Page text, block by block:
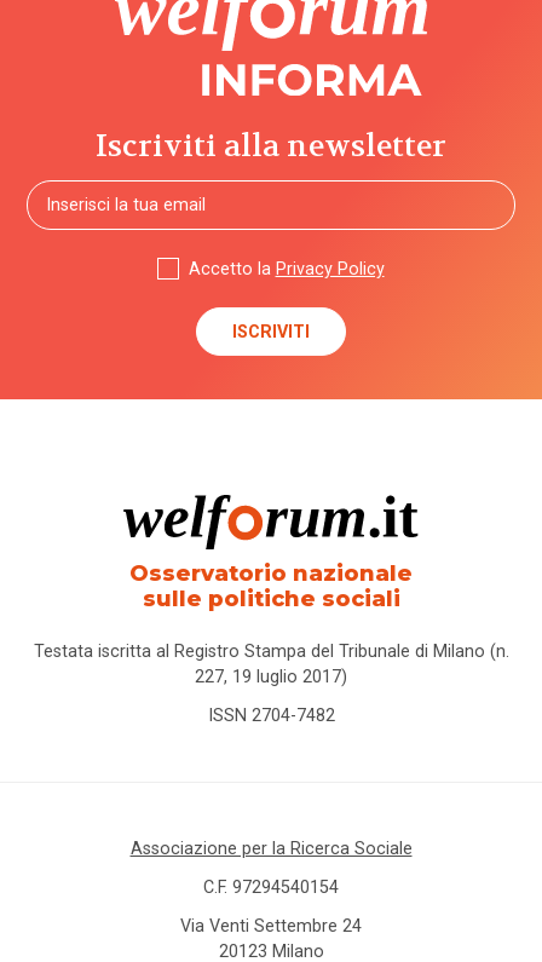
Iscriviti alla newsletter
Accetto la Privacy Policy
Osservatorio nazionale
sulle politiche sociali
Testata iscritta al Registro Stampa del Tribunale di Milano (n.
227, 19 luglio 2017)
ISSN 2704-7482
Associazione per la Ricerca Sociale
C.F. 97294540154
Via Venti Settembre 24
20123 Milano